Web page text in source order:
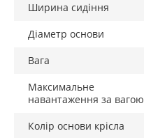
Ширина сидіння
Діаметр основи
Вага
Максимальне
навантаження за вагою
Колір основи крісла